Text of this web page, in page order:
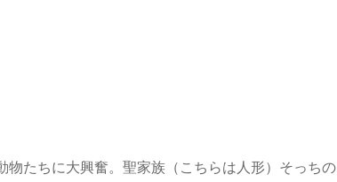
たちに大興奮。聖家族（こちらは人形）そっちの